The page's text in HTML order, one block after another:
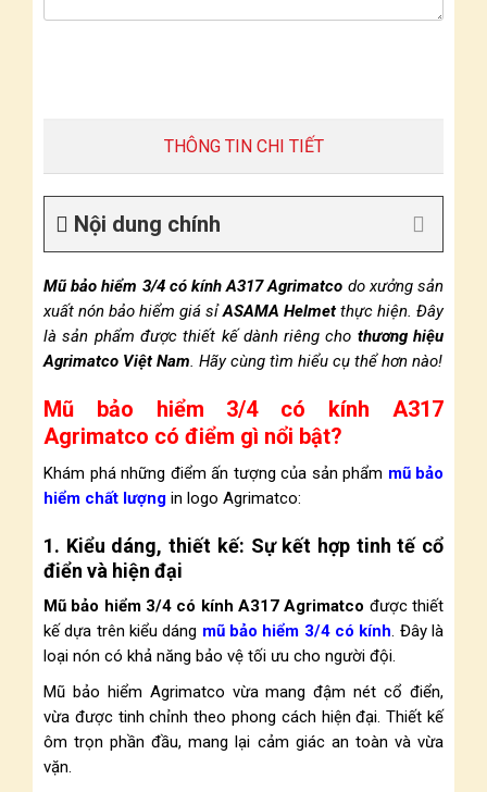
THÔNG TIN CHI TIẾT
Nội dung chính
Mũ bảo hiểm 3/4 có kính A317 Agrimatco do xưởng sản
xuất nón bảo hiểm giá sỉASAMA Helmetthực hiện. Đây
là sản phẩm được thiết kế dành riêng cho thương hiệu
Agrimatco Việt Nam. Hãy cùng tìm hiểu cụ thể hơn nào!
Mũ bảo hiểm 3/4 có kính A317
Agrimatco có điểm gì nổi bật?
Khám phá những điểm ấn tượng của sản phẩm mũ bảo
hiểm chất lượng in logo Agrimatco:
1. Kiểu dáng, thiết kế: Sự kết hợp tinh tế cổ
điển và hiện đại
Mũ bảo hiểm 3/4 có kính A317 Agrimatco được thiết
kế dựa trên kiểu dáng mũ bảo hiểm 3/4 có kính. Đây là
loại nón có khả năng bảo vệ tối ưu cho người đội.
Mũ bảo hiểm Agrimatco vừa mang đậm nét cổ điển,
vừa được tinh chỉnh theo phong cách hiện đại. Thiết kế
ôm trọn phần đầu, mang lại cảm giác an toàn và vừa
vặn.